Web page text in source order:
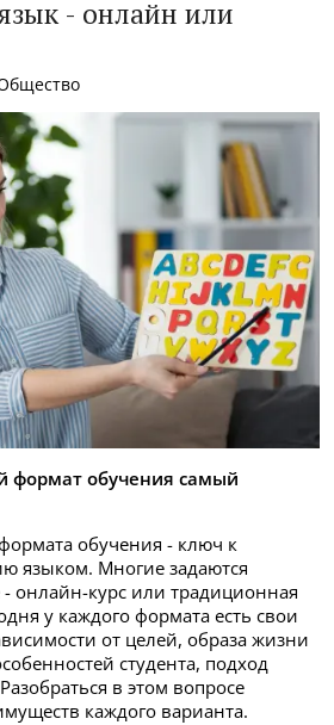
- онлайн или
формат обучения самый
обучения - ключ к
языком. Многие задаются
онлайн-курс или традиционная
у каждого формата есть свои
от целей, образа жизни
студента, подход
в этом вопросе
каждого варианта.